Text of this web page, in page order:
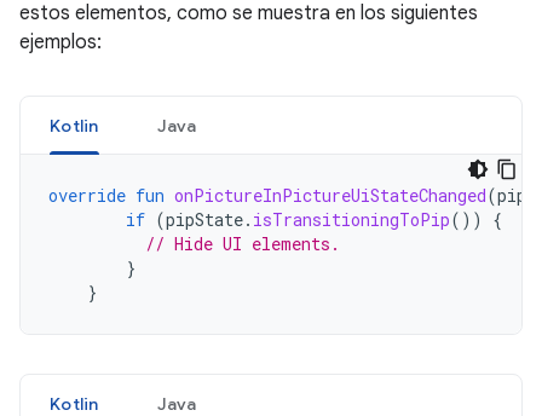
estos elementos, como se muestra en los siguientes
ejemplos:
Kotlin Java
override fun onPictureInPictureUiStateChanged(
if (pipState. isTransitioningToPip())
{
// Hide UI elements.
}
}
Kotlin Java